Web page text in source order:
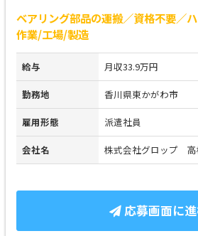
ベアリング部品の運搬／資格不要／
作業/工場/製造
給与 月収33.9万円
勤務地 香川県東かがわ市
雇用形態 派遣社員
会社名 株式会社グロップ 高
応募画面に